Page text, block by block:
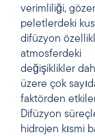
verimliliği,
peletlerdeki
difüzyon
atmosferdeki
değişiklikler
üzere çok
faktörden
Difüzyon
hidrojen kısmi
(Shankar vd.,
Fradet vd.,
nedenle kütle
etkilerin ve
fazlarının
analitik kaydı,
tam olarak